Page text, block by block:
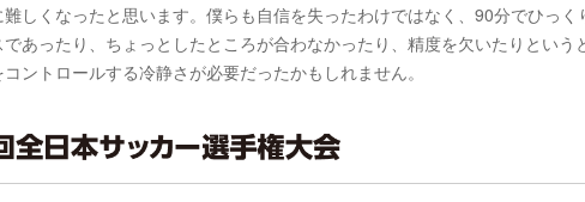
しくなったと思います。僕らも自信を失ったわけではなく、90分でひっく
あったり、ちょっとしたところが合わなかったり、精度を欠いたりという
ントロールする冷静さが必要だったかもしれません。